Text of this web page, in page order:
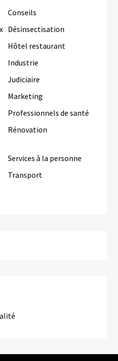
Conseils
Désinsectisation
Hôtel restaurant
Industrie
Judiciaire
Marketing
Professionnels de santé
Rénovation
Services à la personne
Transport